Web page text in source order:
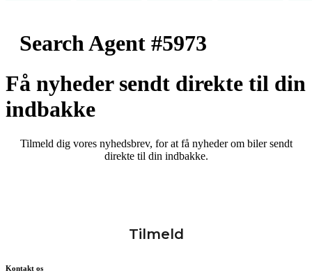
Search Agent #5973
Få nyheder sendt direkte til din
indbakke
Tilmeld dig vores nyhedsbrev, for at få nyheder om biler sendt
direkte til din indbakke.
Kontakt os